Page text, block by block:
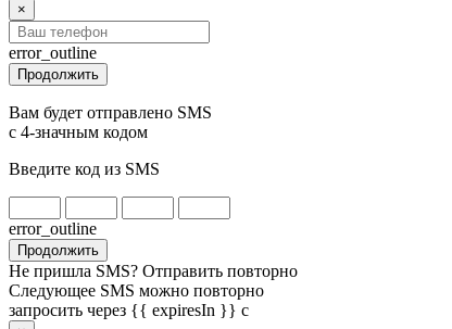
×
error_outline
Продолжить
Вам будет отправлено SMS
с 4-значным кодом
Введите код из SMS
error_outline
Продолжить
Не пришла SMS? Отправить повторно
Следующее SMS можно повторно
запросить через {{ expiresIn }} с